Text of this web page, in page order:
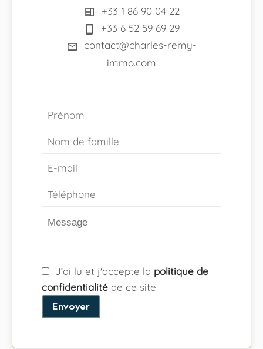
+33 1 86 90 04 22
+33 6 52 59 69 29
contact@charles-remy-
immo.com
J’ai lu et j'accepte la politique de
confidentialité de ce site
Envoyer